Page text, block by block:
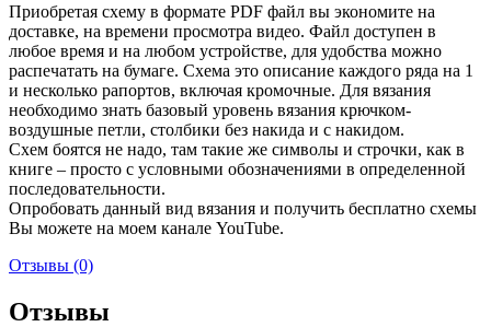
Приобретая схему в формате PDF файл вы экономите на
доставке, на времени просмотра видео. Файл доступен в
любое время и на любом устройстве, для удобства можно
распечатать на бумаге. Схема это описание каждого ряда на 1
и несколько рапортов, включая кромочные. Для вязания
необходимо знать базовый уровень вязания крючком-
воздушные петли, столбики без накида и с накидом.
Схем боятся не надо, там такие же символы и строчки, как в
книге – просто с условными обозначениями в определенной
последовательности.
Опробовать данный вид вязания и получить бесплатно схемы
Вы можете на моем канале YouTube.
Отзывы (0)
Отзывы